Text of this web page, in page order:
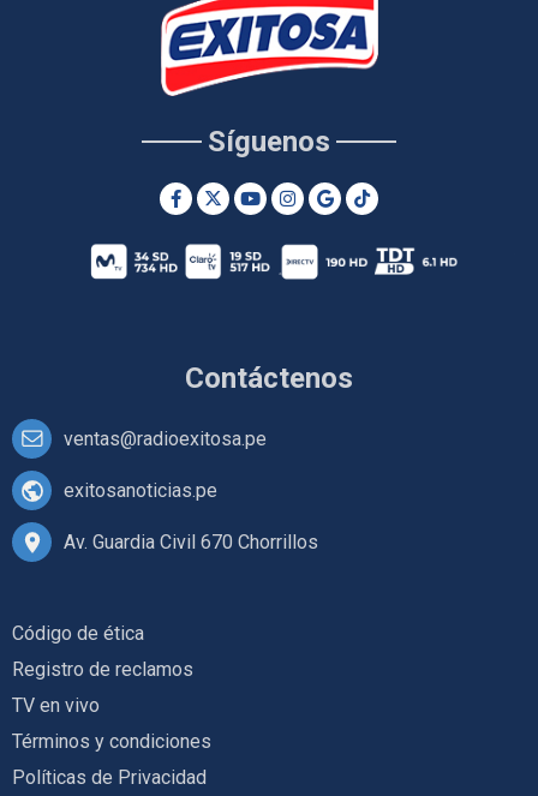
Contáctenos
ventas@radioexitosa.pe
exitosanoticias.pe
Av. Guardia Civil 670 Chorrillos
Síguenos
Código de ética
Registro de reclamos
TV en vivo
Términos y condiciones
Políticas de Privacidad